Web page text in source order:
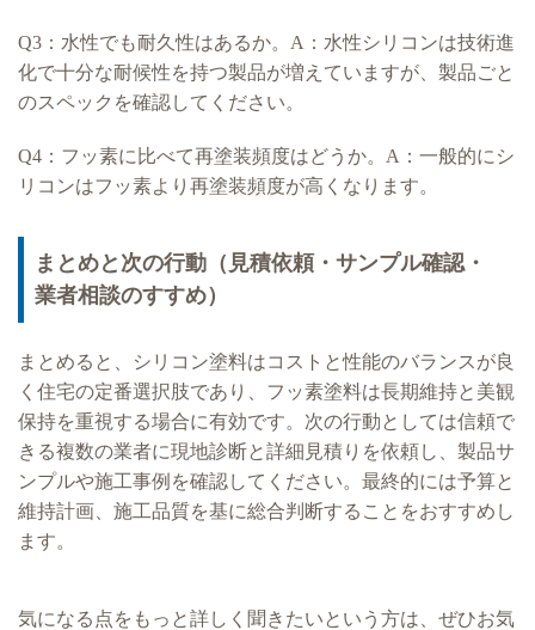
Q3：水性でも耐久性はあるか。A：水性シリコンは技術進
化で十分な耐候性を持つ製品が増えていますが、製品ごと
のスペックを確認してください。
Q4：フッ素に比べて再塗装頻度はどうか。A：一般的にシ
リコンはフッ素より再塗装頻度が高くなります。
まとめと次の行動（見積依頼・サンプル確認・
業者相談のすすめ）
まとめると、シリコン塗料はコストと性能のバランスが良
く住宅の定番選択肢であり、フッ素塗料は長期維持と美観
保持を重視する場合に有効です。次の行動としては信頼で
きる複数の業者に現地診断と詳細見積りを依頼し、製品サ
ンプルや施工事例を確認してください。最終的には予算と
維持計画、施工品質を基に総合判断することをおすすめし
ます。
気になる点をもっと詳しく聞きたいという方は、ぜひお気